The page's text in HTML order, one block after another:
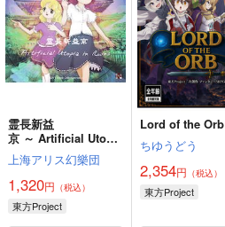
霊長新益
京 ～ Artificial Utopia
in Ruins.
上海アリス幻樂団
1,320円 （税込）
東方Project
Lord of the Orb
ちゆうどう
2,354円 （税込）
東方Project